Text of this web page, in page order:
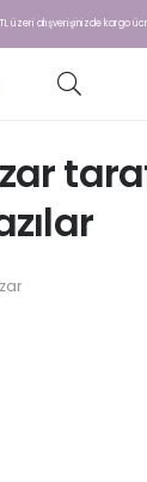
üzeri alışverişinizde kargo